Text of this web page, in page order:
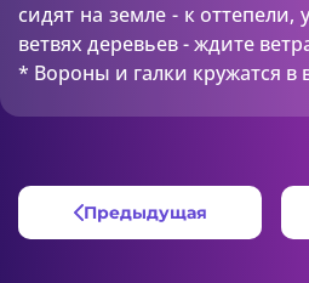
сидят на земле - к
ветвях деревьев - ждите
* Вороны и галки кружатся в
Предыдущая